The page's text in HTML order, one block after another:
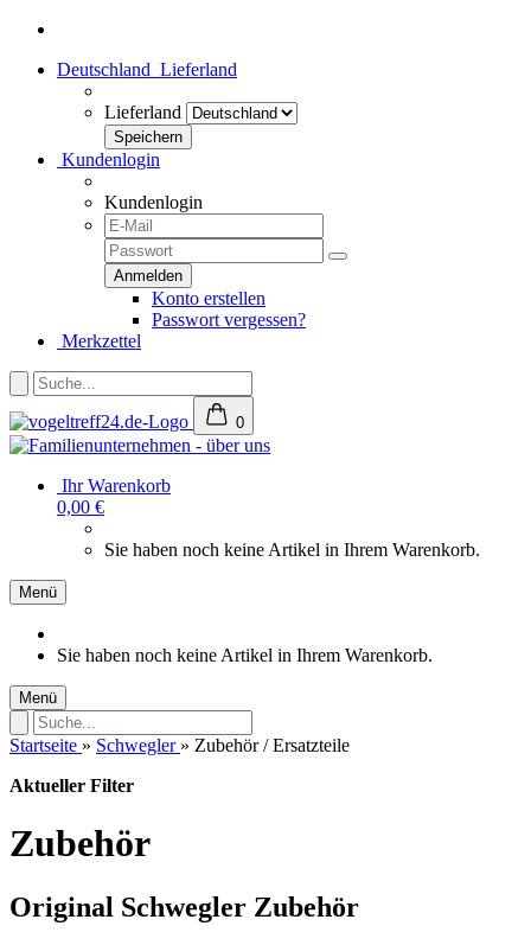
Deutschland Lieferland
Lieferland
Kundenlogin
Kundenlogin
Konto erstellen
Passwort vergessen?
Merkzettel
0
Ihr Warenkorb
0,00 €
Sie haben noch keine Artikel in Ihrem Warenkorb.
Menü
Sie haben noch keine Artikel in Ihrem Warenkorb.
Menü
Startseite » Schwegler » Zubehör / Ersatzteile
Aktueller Filter
Zubehör
Original Schwegler Zubehör